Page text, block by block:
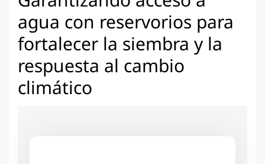
agua con reservorios para
fortalecer la siembra y la
respuesta al cambio
climático